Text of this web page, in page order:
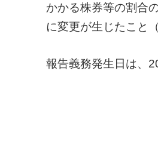
かかる株券等の割合
に変更が生じたこと
報告義務発生日は、